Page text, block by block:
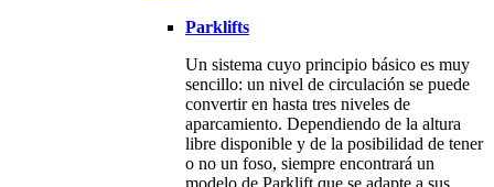
Parklifts
Un sistema cuyo principio básico es muy
sencillo: un nivel de circulación se puede
convertir en hasta tres niveles de
aparcamiento. Dependiendo de la altura
libre disponible y de la posibilidad de tener
o no un foso, siempre encontrará un
modelo de Parklift que se adapte a sus